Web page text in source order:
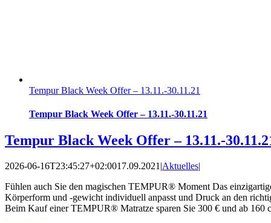
Tempur Black Week Offer – 13.11.-30.11.21
Tempur Black Week Offer – 13.11.-30.11.21
Tempur Black Week Offer – 13.11.-
2026-06-16T23:45:27+02:0017.09.2021 |Aktuelles|
Fühlen auch Sie den magischen TEMPUR® Moment Das
Körperform und -gewicht individuell anpasst und Druck an den
Beim Kauf einer TEMPUR® Matratze sparen Sie 300 € und ab 160